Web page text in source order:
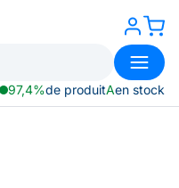
97,4%de produitAen stock